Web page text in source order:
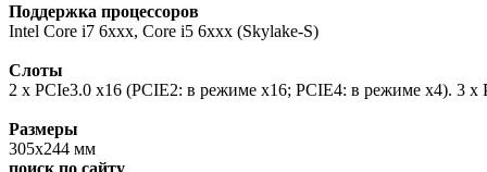
Поддержка процессоров
Intel Core i7 6xxx, Core i5 6xxx (Skylake-S)
Слоты
2 x PCIe3.0 x16 (PCIE2: в режиме x16; PCIE4: в режиме x4). 3 x
Размеры
305х244 мм
поиск по сайту